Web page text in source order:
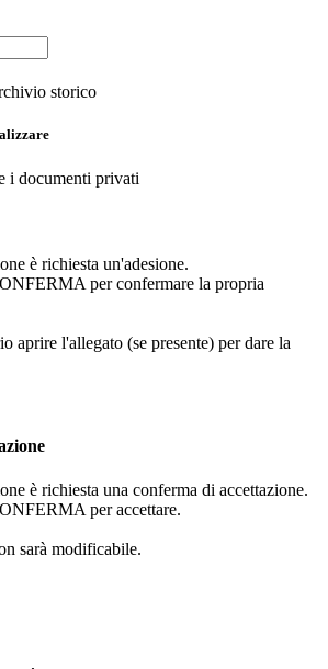
storico
i documenti privati
è richiesta un'adesione.
per confermare la propria
aprire l'allegato (se presente) per dare la
è richiesta una conferma di accettazione.
per accettare.
sarà modificabile.